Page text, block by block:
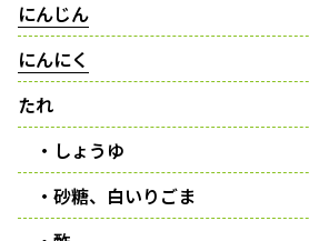
にんじん
にんにく
たれ
・しょうゆ
・砂糖、白いりごま